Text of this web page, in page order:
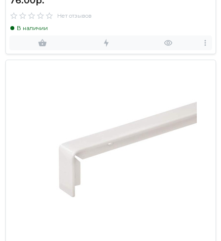
Нет отзывов
В наличии